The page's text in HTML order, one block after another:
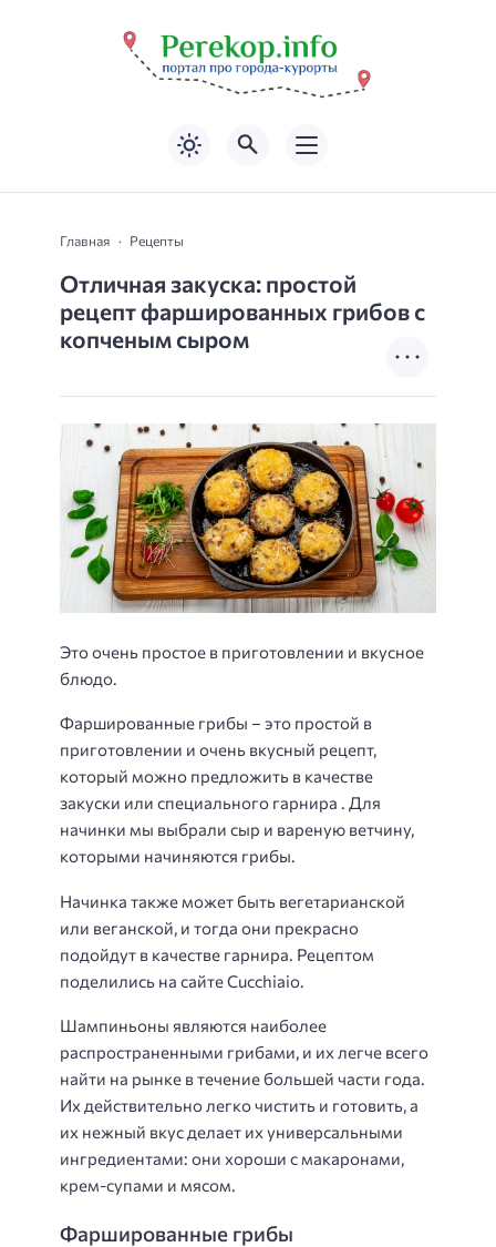
Главная Рецепты
Отличная закуска: простой
рецепт фаршированных грибов с
копченым сыром
Это очень простое в приготовлении и вкусное
блюдо.
Фаршированные грибы – это простой в
приготовлении и очень вкусный рецепт,
который можно предложить в качестве
закуски или специального гарнира . Для
начинки мы выбрали сыр и вареную ветчину,
которыми начиняются грибы.
Начинка также может быть вегетарианской
или веганской, и тогда они прекрасно
подойдут в качестве гарнира. Рецептом
поделились на сайте Cucchiaio.
Шампиньоны являются наиболее
распространенными грибами, и их легче всего
найти на рынке в течение большей части года.
Их действительно легко чистить и готовить, а
их нежный вкус делает их универсальными
ингредиентами: они хороши с макаронами,
крем-супами и мясом.
Фаршированные грибы